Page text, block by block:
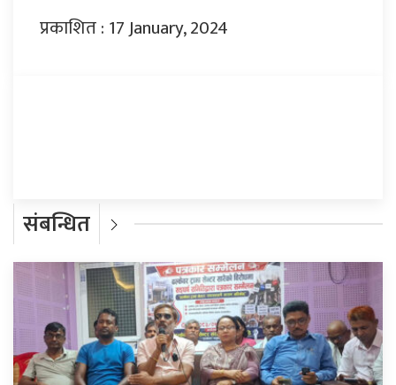
प्रकाशित : 17 January, 2024
संबन्धित